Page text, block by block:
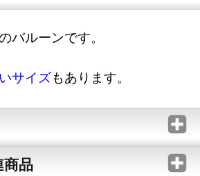
バルーンです。
サイズもあります。
商品